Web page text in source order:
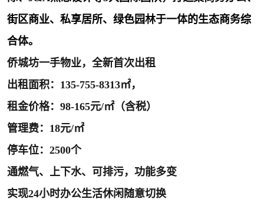
街区商业、私享居所、绿色园林于一体的生态商务综
合体。
侨城坊一手物业，全新首次出租
出租面积：135-755-8313㎡，
租金价格：98-165元/㎡（含税）
管理费：18元/㎡
停车位：2500个
通燃气、上下水、可排污，功能多变
实现24小时办公生活休闲随意切换
南山后海 福田区
车公庙
中心区
南山区 西丽
南头
深圳超级总部基地 后海
蛇口 南油